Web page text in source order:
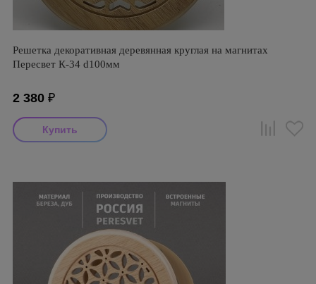
Решетка декоративная деревянная круглая на магнитах
Пересвет К-34 d100мм
2 380 ₽